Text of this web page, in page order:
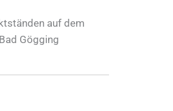
auf dem
Gögging